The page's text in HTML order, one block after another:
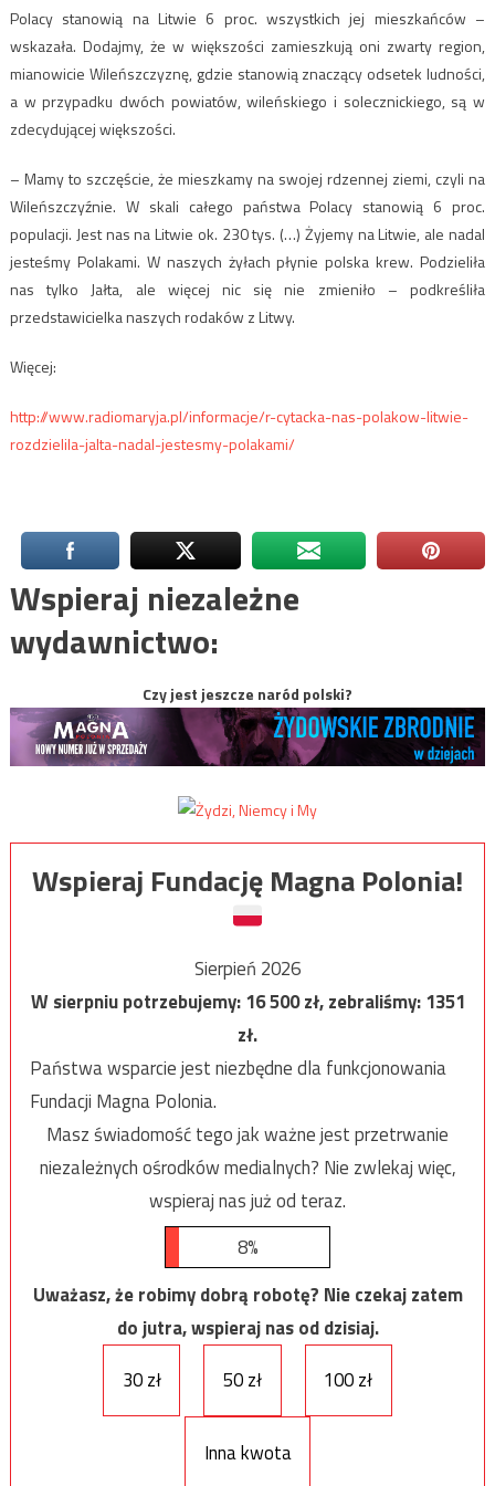
Polacy stanowią na Litwie 6 proc. wszystkich jej mieszkańców –
wskazała. Dodajmy, że w większości zamieszkują oni zwarty region,
mianowicie Wileńszczyznę, gdzie stanowią znaczący odsetek ludności,
a w przypadku dwóch powiatów, wileńskiego i solecznickiego, są w
zdecydującej większości.
– Mamy to szczęście, że mieszkamy na swojej rdzennej ziemi, czyli na
Wileńszczyźnie. W skali całego państwa Polacy stanowią 6 proc.
populacji. Jest nas na Litwie ok. 230 tys. (…) Żyjemy na Litwie, ale nadal
jesteśmy Polakami. W naszych żyłach płynie polska krew. Podzieliła
nas tylko Jałta, ale więcej nic się nie zmieniło – podkreśliła
przedstawicielka naszych rodaków z Litwy.
Więcej:
http://www.radiomaryja.pl/informacje/r-cytacka-nas-polakow-litwie-
rozdzielila-jalta-nadal-jestesmy-polakami/
Wspieraj niezależne
wydawnictwo:
Czy jest jeszcze naród polski?
Wspieraj Fundację Magna Polonia!
Sierpień 2026
W sierpniu potrzebujemy:16 500zł, zebraliśmy:1351
zł.
Państwa wsparcie jest niezbędne dla funkcjonowania
Fundacji Magna Polonia.
Masz świadomość tego jak ważne jest przetrwanie
niezależnych ośrodków medialnych? Nie zwlekaj więc,
wspieraj nas już od teraz.
8%
Uważasz, że robimy dobrą robotę? Nie czekaj zatem
do jutra, wspieraj nas od dzisiaj.
30 zł
50 zł 100 zł
Inna kwota